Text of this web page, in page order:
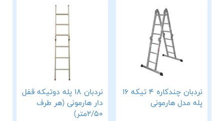
نردبان چندکاره 4 تیکه 16
پله مدل هارمونی
نردبان 18 پله دوتیکه قفل
دار هارمونی (هر طرف
2/50متر)